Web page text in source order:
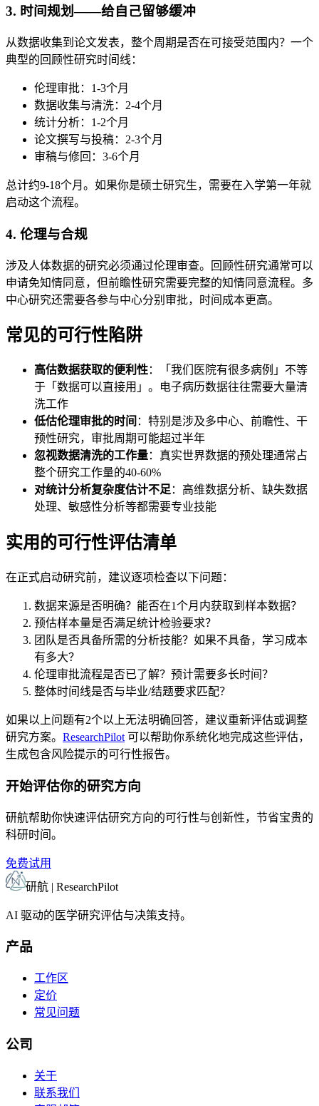
3. 时间规划——给自己留够缓冲
从数据收集到论文发表，整个周期是否在可接受范围内？一个
典型的回顾性研究时间线：
伦理审批：1-3个月
数据收集与清洗：2-4个月
统计分析：1-2个月
论文撰写与投稿：2-3个月
审稿与修回：3-6个月
总计约9-18个月。如果你是硕士研究生，需要在入学第一年就
启动这个流程。
4. 伦理与合规
涉及人体数据的研究必须通过伦理审查。回顾性研究通常可以
申请免知情同意，但前瞻性研究需要完整的知情同意流程。多
中心研究还需要各参与中心分别审批，时间成本更高。
常见的可行性陷阱
高估数据获取的便利性：「我们医院有很多病例」不等
于「数据可以直接用」。电子病历数据往往需要大量清
洗工作
低估伦理审批的时间 ：特别是涉及多中心、前瞻性、干
预性研究，审批周期可能超过半年
忽视数据清洗的工作量：真实世界数据的预处理通常占
整个研究工作量的40-60%
对统计分析复杂度估计不足 ：高维数据分析、缺失数据
处理、敏感性分析等都需要专业技能
实用的可行性评估清单
在正式启动研究前，建议逐项检查以下问题：
数据来源是否明确？能否在1个月内获取到样本数据？
预估样本量是否满足统计检验要求？
团队是否具备所需的分析技能？如果不具备，学习成本
有多大？
伦理审批流程是否已了解？预计需要多长时间？
整体时间线是否与毕业/结题要求匹配？
如果以上问题有2个以上无法明确回答，建议重新评估或调整
研究方案。 ResearchPilot 可以帮助你系统化地完成这些评估，
生成包含风险提示的可行性报告。
开始评估你的研究方向
研航帮助你快速评估研究方向的可行性与创新性，节省宝贵的
科研时间。
免费试用
研航 | ResearchPilot
AI 驱动的医学研究评估与决策支持。
产品
工作区
定价
常见问题
公司
关于
联系我们